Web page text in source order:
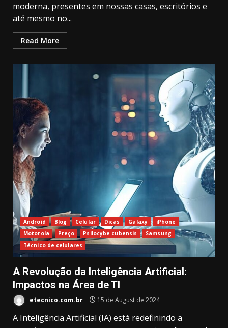
moderna, presentes em nossas casas, escritórios e
até mesmo no...
Read More
Android Blog Celular Dicas Galaxy
iPhone
Motorola
Preço Psilocybe cubensis
Samsung
Técnico de celulares
A Revolução da Inteligência Artificial:
Impactos na Área de TI
etecnico.com.br 15 de August de 2024
A Inteligência Artificial (IA) está redefinindo a